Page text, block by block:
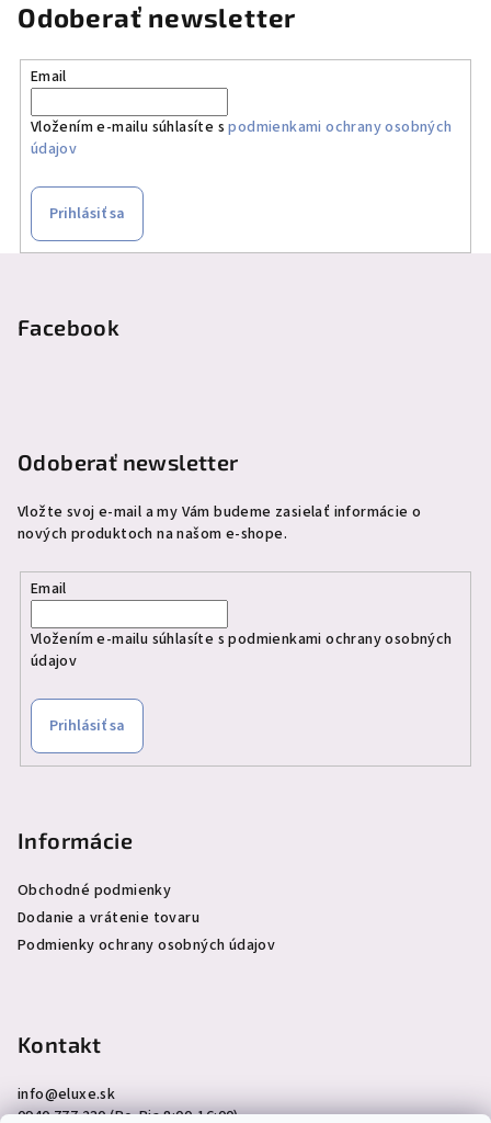
Odoberať newsletter
Email
Vložením e-mailu súhlasíte spodmienkami ochrany osobných
údajov
Prihlásiť sa
Facebook
Odoberať newsletter
Vložte svoj e-mail a my Vám budeme zasielať informácie o
nových produktoch na našom e-shope.
Email
Vložením e-mailu súhlasíte spodmienkami ochrany osobných
údajov
Prihlásiť sa
Informácie
Obchodné podmienky
Dodanie a vrátenie tovaru
Podmienky ochrany osobných údajov
Kontakt
info@eluxe.sk
0940 777 230 (Po-Pia 8:00-16:00)